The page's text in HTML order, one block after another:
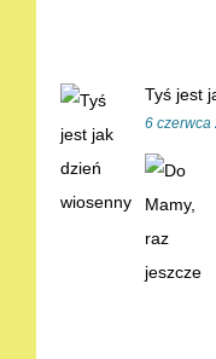
Tyś jest
6 czerwca